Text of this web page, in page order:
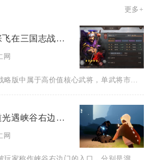
更多+
赵云和张飞在三国志战略版中的价格有多高
网
有谁知道光遇峡谷右边的门的进入方法
网